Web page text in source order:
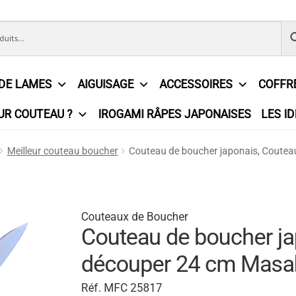
LAMES AIGUISAGE ACCESSOIRES
COUTEAU ? IROGAMI RÂPES JAPONAISES LES
de Vente Contact Demande de devis Expédition le
Revue de presse Téléchargements
Meilleur couteau boucher Couteau de boucher japonais,
Couteaux de Boucher
Couteau de boucher
découper 24 cm
Réf. MFC 25817